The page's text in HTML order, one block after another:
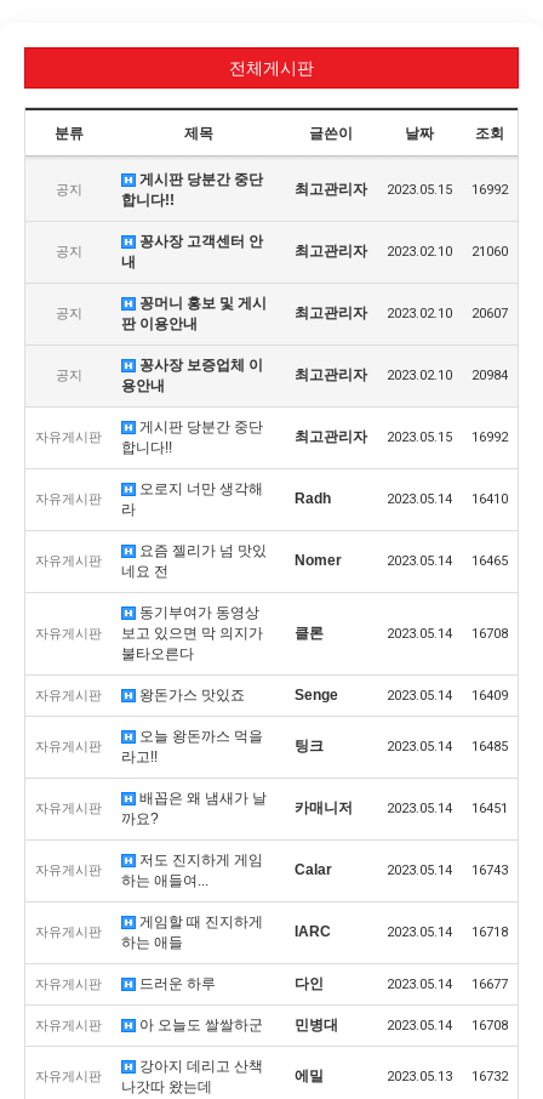
전체게시판
분류 제목 글쓴이 날짜 조회
공지
게시판 당분간 중단
합니다!!
최고관리자 2023.05.15 16992
공지
꽁사장 고객센터 안
내
최고관리자 2023.02.10 21060
공지
꽁머니 홍보 및 게시
판 이용안내
최고관리자 2023.02.10 20607
공지
꽁사장 보증업체 이
용안내
최고관리자 2023.02.10 20984
자유게시판
게시판 당분간 중단
합니다!!
최고관리자 2023.05.15 16992
자유게시판
오로지 너만 생각해
라
Radh 2023.05.14 16410
자유게시판
요즘 젤리가 넘 맛있
네요 전
Nomer 2023.05.14 16465
자유게시판
동기부여가 동영상
보고 있으면 막 의지가
불타오른다
클론 2023.05.14 16708
자유게시판 왕돈가스 맛있죠 Senge 2023.05.14 16409
자유게시판
오늘 왕돈까스 먹을
라고!!
팅크 2023.05.14 16485
자유게시판
배꼽은 왜 냄새가 날
까요?
카매니저 2023.05.14 16451
자유게시판
저도 진지하게 게임
하는 애들여...
Calar 2023.05.14 16743
자유게시판
게임할 때 진지하게
하는 애들
IARC 2023.05.14 16718
자유게시판 드러운 하루 다인 2023.05.14 16677
자유게시판 아 오늘도 쌀쌀하군 민병대 2023.05.14 16708
자유게시판
강아지 데리고 산책
나갓따 왔는데
에밀 2023.05.13 16732